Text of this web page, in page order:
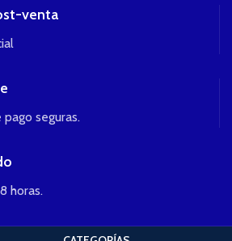
venta
pago seguras.
horas.